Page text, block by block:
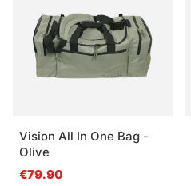
Vision All In One Bag -
Olive
€79.90